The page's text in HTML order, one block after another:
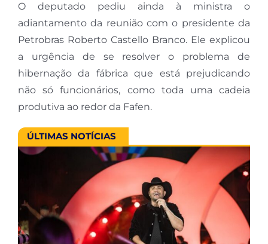
O deputado pediu ainda à ministra o
adiantamento da reunião com o presidente da
Petrobras Roberto Castello Branco. Ele explicou
a urgência de se resolver o problema de
hibernação da fábrica que está prejudicando
não só funcionários, como toda uma cadeia
produtiva ao redor da Fafen.
ÚLTIMAS NOTÍCIAS